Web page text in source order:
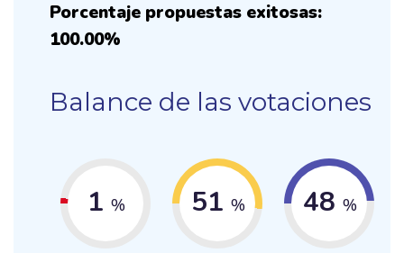
Porcentaje propuestas exitosas:
100.00%
Balance de las votaciones
1 % 51 % 48 %